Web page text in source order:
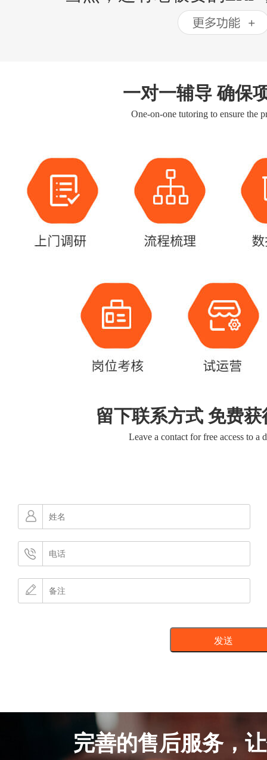
一对一辅导 确保
One-on-one tutoring to ensure the
留下联系方式 免费
Leave a contact for free access to a
完善的售后服务，